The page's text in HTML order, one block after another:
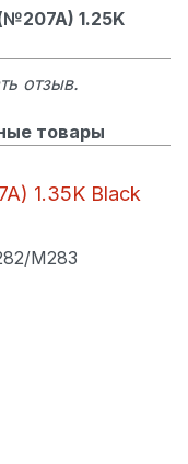
1.25K
отзыв.
товары
1.35K Black
M283